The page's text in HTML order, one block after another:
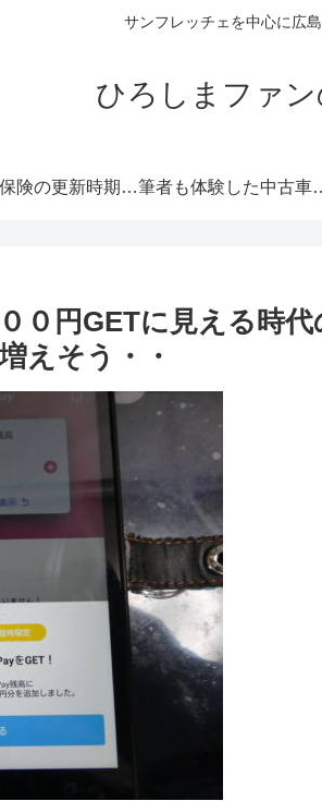
サンフレッチェを中心に広
ひろしまファ
自動車保険の更新時期にご注意！危険度が高くなる！忘れると等級にも響きます！ 筆者も体験した中古車
０円GETに見える時代
えそう・・